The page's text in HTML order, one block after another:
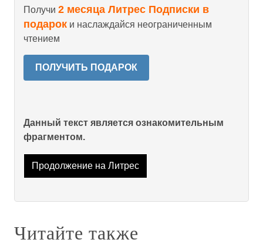
Получи 2 месяца Литрес Подписки в
подарок и наслаждайся неограниченным
чтением
ПОЛУЧИТЬ ПОДАРОК
Данный текст является ознакомительным
фрагментом.
Продолжение на Литрес
Читайте также